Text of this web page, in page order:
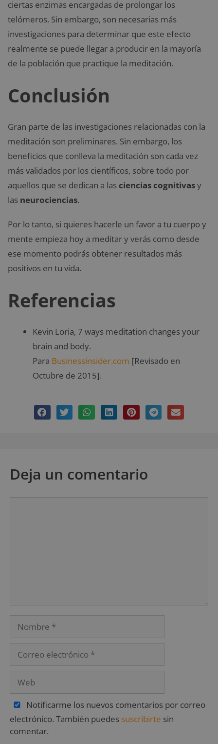
ciertas enzimas encargadas de prolongar los
telómeros. Sin embargo, son necesarias más
investigaciones para determinar que este efecto
realmente se puede llegar a producir en la mayoría
de la población que practique la meditación.
Conclusión
Gran parte de las investigaciones relacionadas con la
meditación son preliminares. Sin embargo, los
beneficios que conlleva la meditación son cada vez
más validados por los científicos, sobre todo por
aquellos que se dedican a las ciencias cognitivasy
las neurociencias.
Por lo tanto, si quieres hacerle un favor a tu cuerpo y
mente empieza hoy a meditar y verás como desde
ese momento podrás obtener resultados más
positivos en tu vida.
Referencias
Kevin Loria, 7 ways meditation changes your
brain and body.
Para Businessinsider.com [Revisado en
Octubre de 2015].
Deja un comentario
Notificarme los nuevos comentarios por correo
electrónico. También puedes suscribirte sin
comentar.